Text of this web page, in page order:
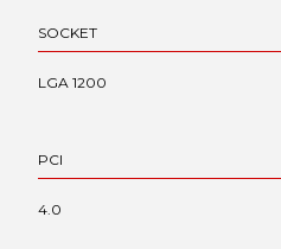
SOCKET
LGA 1200
PCI
4.0